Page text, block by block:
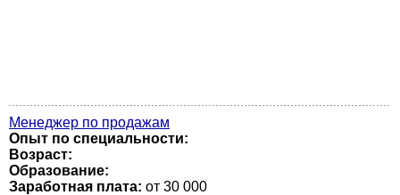
Менеджер по продажам
Опыт по специальности:
Возраст:
Образование:
Заработная плата: от 30 000